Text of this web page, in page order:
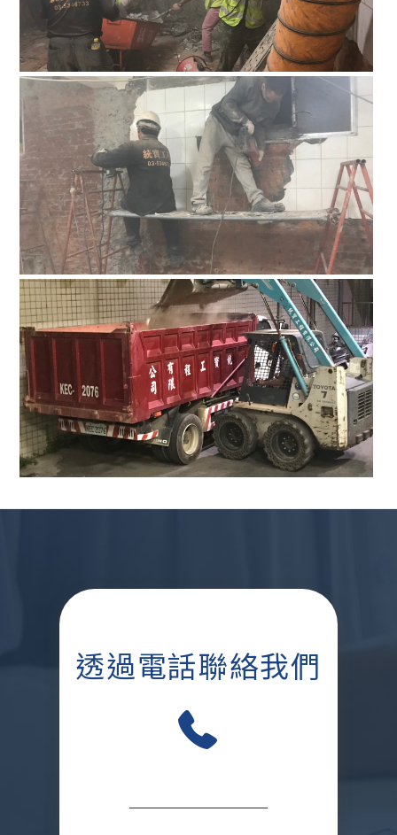
透過電話聯絡我們